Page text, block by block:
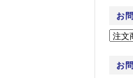
お
お